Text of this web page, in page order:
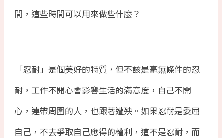
間，這些時間可以用來做些什麼？
「忍耐」是個美好的特質，但不該是毫無條件的忍
耐，工作不開心會影響生活的滿意度，自己不開
心，連帶周圍的人，也跟著遭殃。如果忍耐是委屈
自己，不去爭取自己應得的權利，這不是忍耐，而